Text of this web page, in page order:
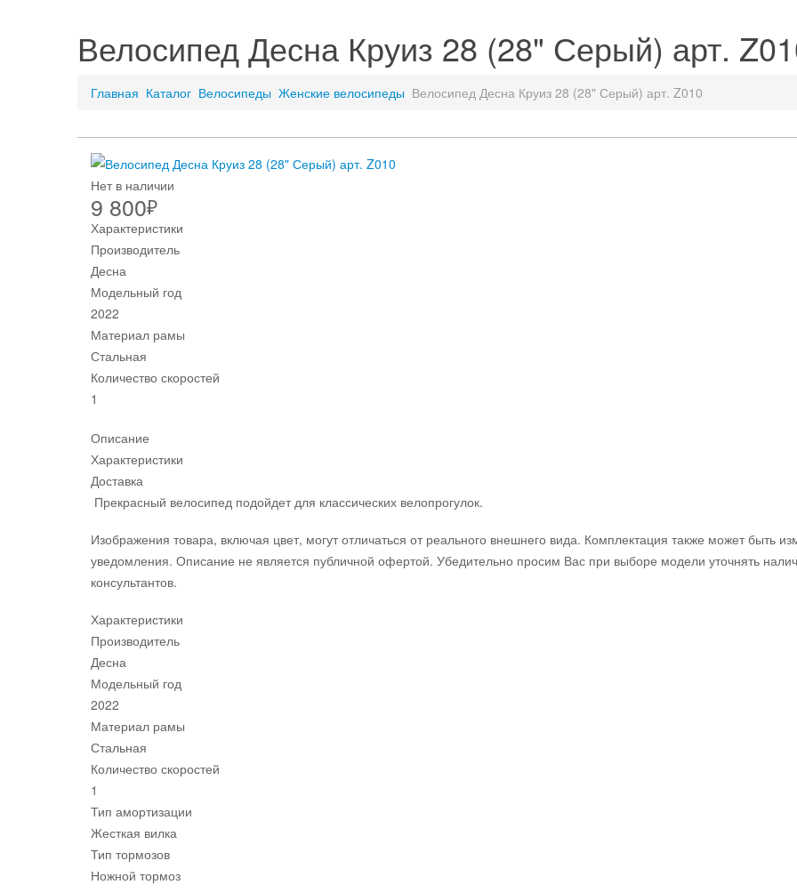
Велосипед Десна Круиз 28 (28" Серый) арт.
Главная Каталог Велосипеды Женские велосипеды Велосипед Десна Круиз 28 (28" Серый) арт. Z010
Нет в наличии
9 800₽
Характеристики
Производитель
Десна
Модельный год
2022
Материал рамы
Стальная
Количество скоростей
1
Описание
Характеристики
Доставка
Прекрасный велосипед подойдет для классических велопрогулок.
Изображения товара, включая цвет, могут отличаться от реального внешнего вида. Комплектация также может быть
уведомления. Описание не является публичной офертой. Убедительно просим Вас при выборе модели уточнять
консультантов.
Характеристики
Производитель
Десна
Модельный год
2022
Материал рамы
Стальная
Количество скоростей
1
Тип амортизации
Жесткая вилка
Тип тормозов
Ножной тормоз